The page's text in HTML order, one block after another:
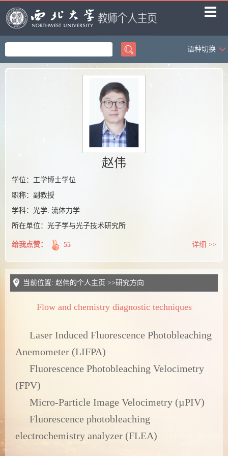
首页
语种切换
赵伟
学位：工学博士学位
职称：副教授
学科：光学. 流体力学
所在单位：光子学与光子技术研究所
给我点赞： 55 详细 >>
当前位置: 赵伟的个人主页 >>研究方向
Flow and chemistry diagnostic techniques
Laser Induced Fluorescence Photobleaching
Anemometer (LIFPA)
Fluorescence Photobleaching Velocimetry
(FPV)
Micro-Particle Image Velocimetry (µPIV)
Fluorescence photobleaching
electrochemistry analyzer (FLEA)